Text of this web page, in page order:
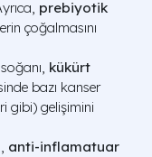
prebiyotik
çoğalmasını
kükürt
bazı kanser
gibi) gelişimini
anti-inflamatuar